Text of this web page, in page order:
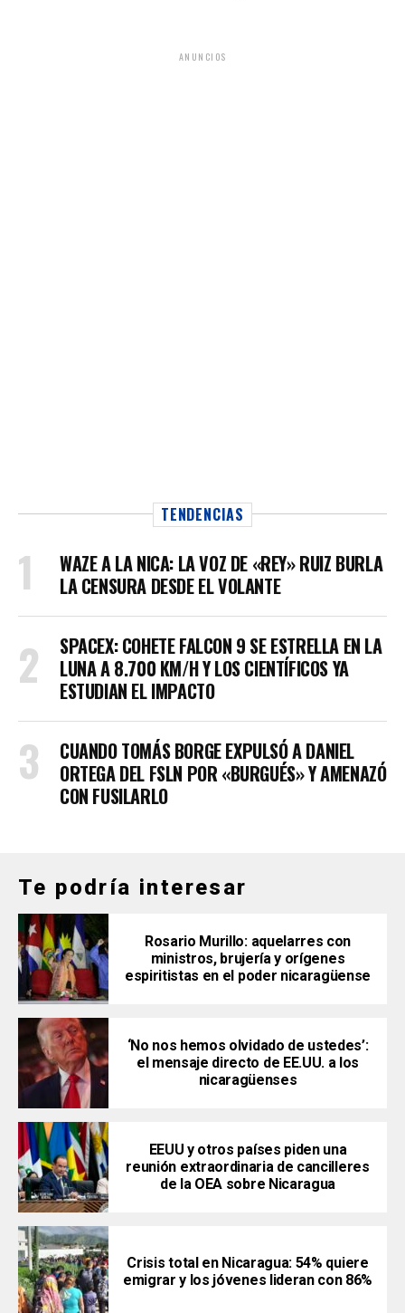
ANUNCIOS
TENDENCIAS
WAZE A LA NICA: LA VOZ DE «REY» RUIZ BURLA
LA CENSURA DESDE EL VOLANTE
SPACEX: COHETE FALCON 9 SE ESTRELLA EN LA
LUNA A 8.700 KM/H Y LOS CIENTÍFICOS YA
ESTUDIAN EL IMPACTO
CUANDO TOMÁS BORGE EXPULSÓ A DANIEL
ORTEGA DEL FSLN POR «BURGUÉS» Y AMENAZÓ
CON FUSILARLO
Te podría interesar
Rosario Murillo: aquelarres con
ministros, brujería y orígenes
espiritistas en el poder nicaragüense
‘No nos hemos olvidado de ustedes’:
el mensaje directo de EE.UU. a los
nicaragüenses
EEUU y otros países piden una
reunión extraordinaria de cancilleres
de la OEA sobre Nicaragua
Crisis total en Nicaragua: 54% quiere
emigrar y los jóvenes lideran con 86%